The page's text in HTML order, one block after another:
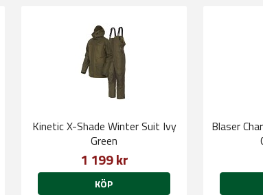
Kinetic X-Shade Winter Suit Ivy
Green
1 199 kr
KÖP
Blaser